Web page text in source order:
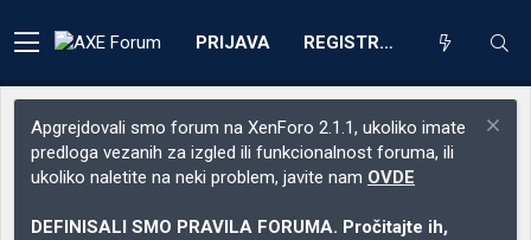
PRIJAVA REGISTRACIJA
Apgrejdovali smo forum na XenForo 2.1.1, ukoliko imate
predloga vezanih za izgled ili funkcionalnost foruma, ili
ukoliko naletite na neki problem, javite nam OVDE
DEFINISALI SMO PRAVILA FORUMA. Pročitajte ih,